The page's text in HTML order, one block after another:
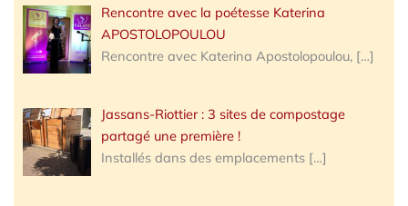
Rencontre avec la poétesse Katerina
APOSTOLOPOULOU
Rencontre avec Katerina Apostolopoulou, […]
Jassans-Riottier : 3 sites de compostage
partagé une première !
Installés dans des emplacements […]